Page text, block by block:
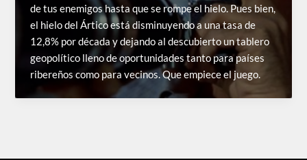
de tus enemigos hasta que se rompe el hielo. Pues bien,
el hielo del Ártico está disminuyendo a una tasa de
12,8% por década y dejando al descubierto un tablero
geopolítico lleno de oportunidades tanto para países
ribereños como para vecinos. Que empiece el juego.